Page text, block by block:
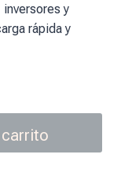
y
rápida y